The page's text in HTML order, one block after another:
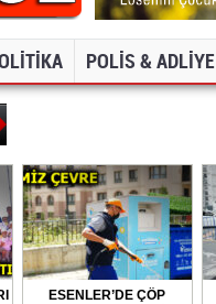
POLİS & ADLİYE
ESENLER’DE ÇÖP